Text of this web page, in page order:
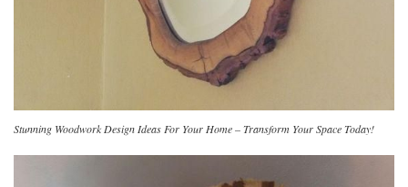
Stunning Woodwork Design Ideas For Your Home – Transform Your Space Today!